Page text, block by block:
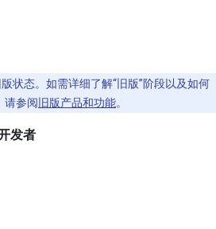
状态。如需详细了解“旧版”阶段以及如何
请参阅 旧版产品和功能。
发者